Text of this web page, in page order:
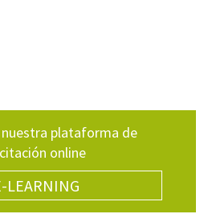
nuestra plataforma de
online
LEARNING